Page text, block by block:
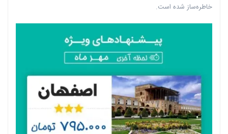
خاطره‌ساز شده است.